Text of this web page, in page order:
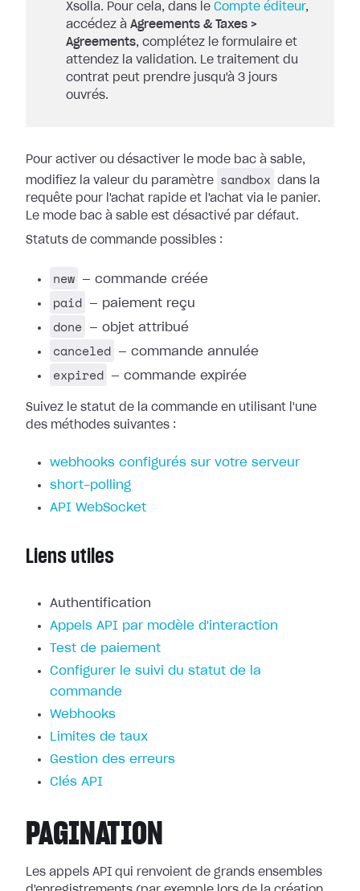
Xsolla. Pour cela, dans le Compte éditeur,
accédez à Agreements & Taxes >
Agreements, complétez le formulaire et
attendez la validation. Le traitement du
contrat peut prendre jusqu'à 3 jours
ouvrés.
Pour activer ou désactiver le mode bac à sable,
modifiez la valeur du paramètre
sandbox
dans la
requête pour l'achat rapide et l'achat via le panier.
Le mode bac à sable est désactivé par défaut.
Statuts de commande possibles :
new — commande créée
paid — paiement reçu
done — objet attribué
canceled — commande annulée
expired — commande expirée
Suivez le statut de la commande en utilisant l'une
des méthodes suivantes :
webhooks configurés sur votre serveur
short-polling
API WebSocket
Liens utiles
Authentification
Appels API par modèle d'interaction
Test de paiement
Configurer le suivi du statut de la
commande
Webhooks
Limites de taux
Gestion des erreurs
Clés API
PAGINATION
Les appels API qui renvoient de grands ensembles